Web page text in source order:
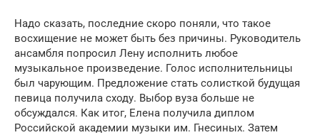
Надо сказать, последние скоро поняли, что такое
восхищение не может быть без причины. Руководитель
ансамбля попросил Лену исполнить любое
музыкальное произведение. Голос исполнительницы
был чарующим. Предложение стать солисткой будущая
певица получила сходу. Выбор вуза больше не
обсуждался. Как итог, Елена получила диплом
Российской академии музыки им. Гнесиных. Затем